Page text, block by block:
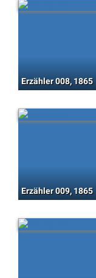
Erzähler 008, 1865
Erzähler 009, 1865